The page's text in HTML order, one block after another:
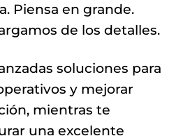
Piensa en grande.
de los detalles.
soluciones para
y mejorar
mientras te
una excelente